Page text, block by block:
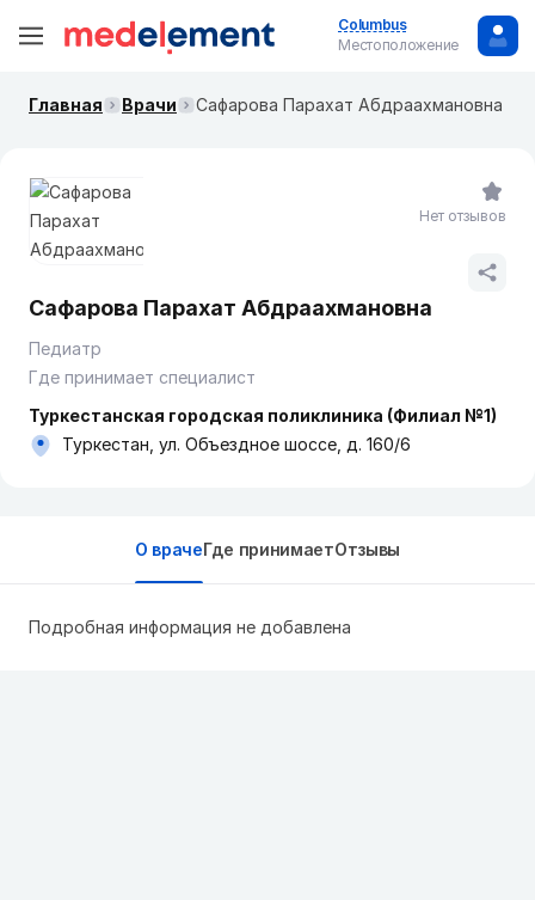
Columbus
Местоположение
Главная Врачи Сафарова Парахат Абдраахмановна
Сафарова Парахат Абдраахмановна
Педиатр
Где принимает специалист
Туркестанская городская поликлиника (Филиал №1)
Туркестан, ул. Объездное шоссе, д. 160/6
Нет отзывов
О врачеГде принимаетОтзывы
Подробная информация не добавлена